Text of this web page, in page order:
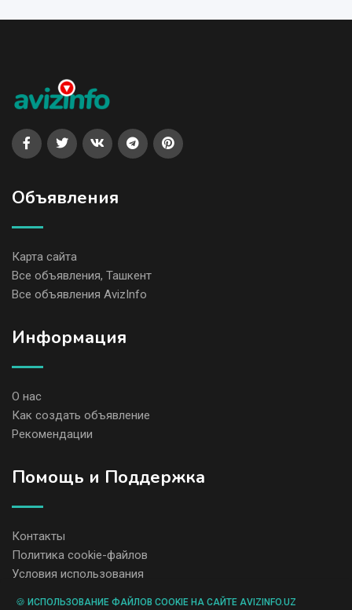
Объявления
Карта сайта
Все объявления, Ташкент
Все объявления AvizInfo
Информация
О нас
Как создать объявление
Рекомендации
Помощь и Поддержка
Контакты
Политика cookie-файлов
Условия использования
🍪 ИСПОЛЬЗОВАНИЕ ФАЙЛОВ COOKIE НА САЙТЕ AVIZINFO.UZ